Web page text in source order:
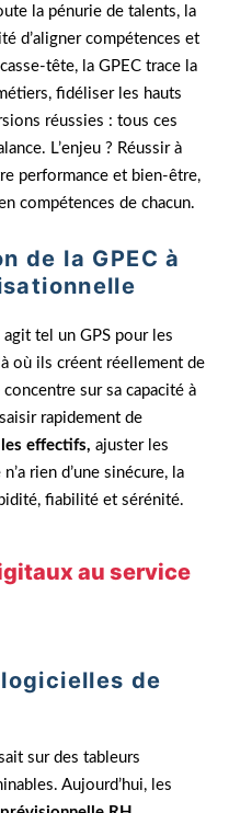
la pénurie de talents, la
d’aligner compétences et
tête, la GPEC trace la
fidéliser les hauts
réussies : tous ces
L’enjeu ? Réussir à
performance et bien-être,
compétences de chacun.
de la GPEC à
agit tel un GPS pour les
où ils créent réellement de
concentre sur sa capacité à
rapidement de
effectifs, ajuster les
rien d’une sinécure, la
fiabilité et sérénité.
au service
de
sur des tableurs
Aujourd’hui, les